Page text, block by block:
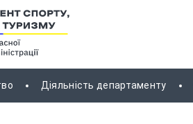
Діяльність департаменту